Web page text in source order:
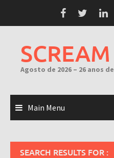
Agosto de 2026 – 26 anos
Main Menu
SEARCH RESULTS FOR :